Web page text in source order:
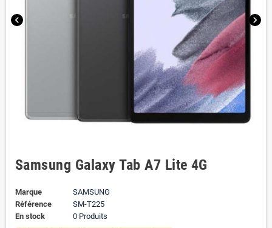
chevron_left chevron_right
Samsung Galaxy Tab A7 Lite 4G
Marque
SAMSUNG
Référence
SM-T225
En stock
0 Produits